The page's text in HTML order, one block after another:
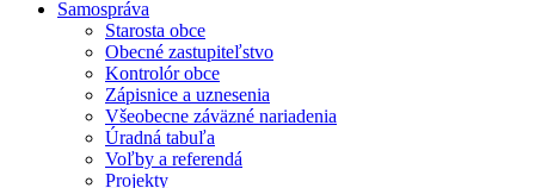
Samospráva
Starosta obce
Obecné zastupiteľstvo
Kontrolór obce
Zápisnice a uznesenia
Všeobecne záväzné nariadenia
Úradná tabuľa
Voľby a referendá
Projekty